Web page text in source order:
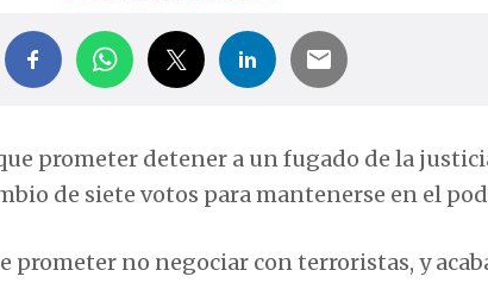
prometer detener a un fugado de la
de siete votos para mantenerse en el
prometer no negociar con terroristas, y